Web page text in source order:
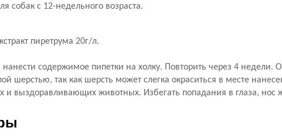
собак с 12-недельного возраста.
пиретрума 20г/л.
содержимое пипетки на холку. Повторить через 4 недели.
шерстью, так как шерсть может слегка окраситься в месте
и выздоравливающих животных. Избегать попадания в глаза, нос